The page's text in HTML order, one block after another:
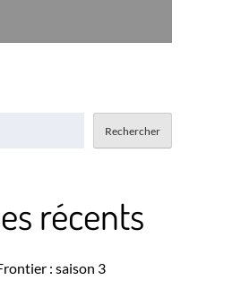
Rechercher
récents
: saison 3